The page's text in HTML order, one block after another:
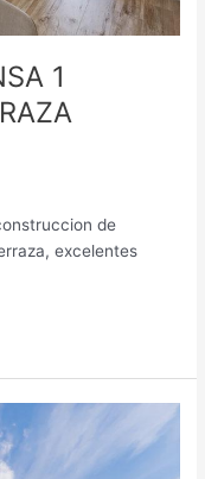
1
de
excelentes